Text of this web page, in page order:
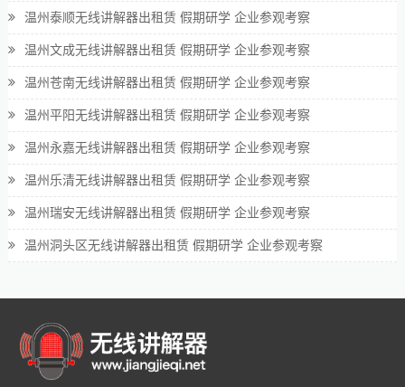
温州泰顺无线讲解器出租赁 假期研学 企业参观考察
温州文成无线讲解器出租赁 假期研学 企业参观考察
温州苍南无线讲解器出租赁 假期研学 企业参观考察
温州平阳无线讲解器出租赁 假期研学 企业参观考察
温州永嘉无线讲解器出租赁 假期研学 企业参观考察
温州乐清无线讲解器出租赁 假期研学 企业参观考察
温州瑞安无线讲解器出租赁 假期研学 企业参观考察
温州洞头区无线讲解器出租赁 假期研学 企业参观考察